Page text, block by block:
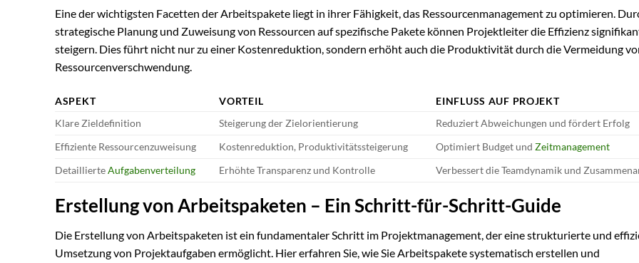
Eine der wichtigsten Facetten der Arbeitspakete liegt in ihrer Fähigkeit, das Ressourcenmanagement zu optimieren.
strategische Planung und Zuweisung von Ressourcen auf spezifische Pakete können Projektleiter die Effizienz
steigern. Dies führt nicht nur zu einer Kostenreduktion, sondern erhöht auch die Produktivität durch die Vermeidung
Ressourcenverschwendung.
ASPEKT VORTEIL
EINFLUSS AUF PROJEKT
Klare Zieldefinition
Steigerung der Zielorientierung
Reduziert Abweichungen und fördert Erfolg
Effiziente Ressourcenzuweisung
Kostenreduktion, Produktivitätssteigerung Optimiert Budget undZeitmanagement
DetaillierteAufgabenverteilung Erhöhte Transparenz und Kontrolle Verbessert die Teamdynamik und
Erstellung von Arbeitspaketen – Ein Schritt-für-Schritt-Guide
Die Erstellung von Arbeitspaketen ist ein fundamentaler Schritt im Projektmanagement, der eine strukturierte und
Umsetzung von Projektaufgaben ermöglicht. Hier erfahren Sie, wie Sie Arbeitspakete systematisch erstellen und